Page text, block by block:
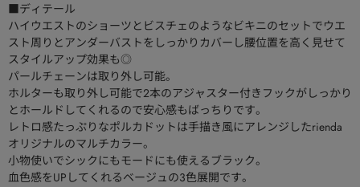
■ディテール
ハイウエストのショーツとビスチェのようなビキニのセットでウエ
スト周りとアンダーバストをしっかりカバーし腰位置を高く見せて
スタイルアップ効果も◎
パールチェーンは取り外し可能。
ホルターも取り外し可能で2本のアジャスター付きフックがしっかり
とホールドしてくれるので安心感もばっちりです。
レトロ感たっぷりなポルカドットは手描き風にアレンジしたrienda
オリジナルのマルチカラー。
小物使いでシックにもモードにも使えるブラック。
血色感をUPしてくれるベージュの3色展開です。